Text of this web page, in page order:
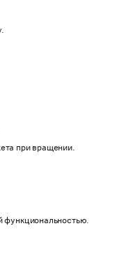
при вращении.
функциональностью.